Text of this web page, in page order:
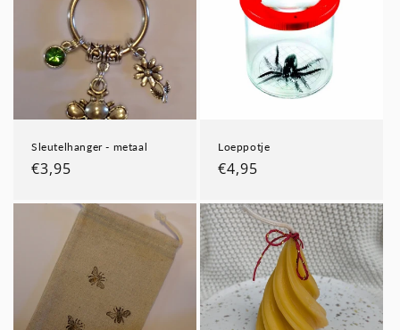
Sleutelhanger - metaal
Normale
€3,95
Loeppotje
Normale
€4,95